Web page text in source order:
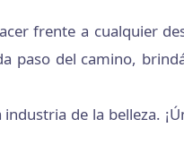
frente a cualquier
paso del camino,
de la belleza.